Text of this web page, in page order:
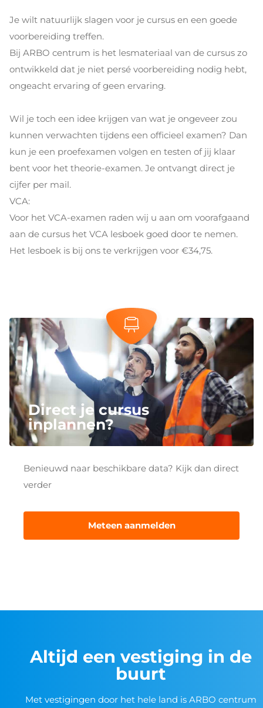
Je wilt natuurlijk slagen voor je cursus en een goede
voorbereiding treffen.
Bij ARBO centrum is het lesmateriaal van de cursus zo
ontwikkeld dat je niet persé voorbereiding nodig hebt,
ongeacht ervaring of geen ervaring.
Wil je toch een idee krijgen van wat je ongeveer zou
kunnen verwachten tijdens een officieel examen? Dan
kun je een proefexamen volgen en testen of jij klaar
bent voor het theorie-examen. Je ontvangt direct je
cijfer per mail.
VCA:
Voor het VCA-examen raden wij u aan om voorafgaand
aan de cursus het VCA lesboek goed door te nemen.
Het lesboek is bij ons te verkrijgen voor €34,75.
Direct je cursus
inplannen?
Benieuwd naar beschikbare data? Kijk dan direct
verder
Meteen aanmelden
Altijd een vestiging in de
buurt
Met vestigingen door het hele land is ARBO centrum